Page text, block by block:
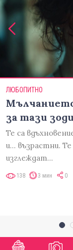
ЛЮБОПИТНО
за тази
Те са
и... възрастни.
изглеждат…
138 3 мин 0